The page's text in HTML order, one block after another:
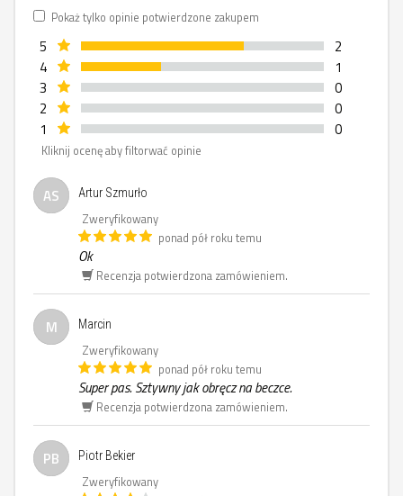
Pokaż tylko opinie potwierdzone zakupem
5
2
4
1
3
0
2
0
1
0
Kliknij ocenę aby filtorwać opinie
AS Artur Szmurło
Zweryfikowany
ponad pół roku temu
Ok
Recenzja potwierdzona zamówieniem.
M Marcin
Zweryfikowany
ponad pół roku temu
Super pas. Sztywny jak obręcz na beczce.
Recenzja potwierdzona zamówieniem.
PB Piotr Bekier
Zweryfikowany